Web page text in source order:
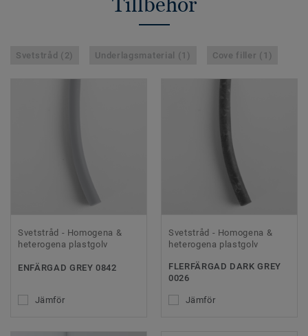
Svetstråd (2) Underlagsmaterial (1) Cove filler (1)
Svetstråd - Homogena &
heterogena plastgolv
ENFÄRGAD GREY 0842
Jämför
Svetstråd - Homogena &
heterogena plastgolv
FLERFÄRGAD DARK GREY
0026
Jämför